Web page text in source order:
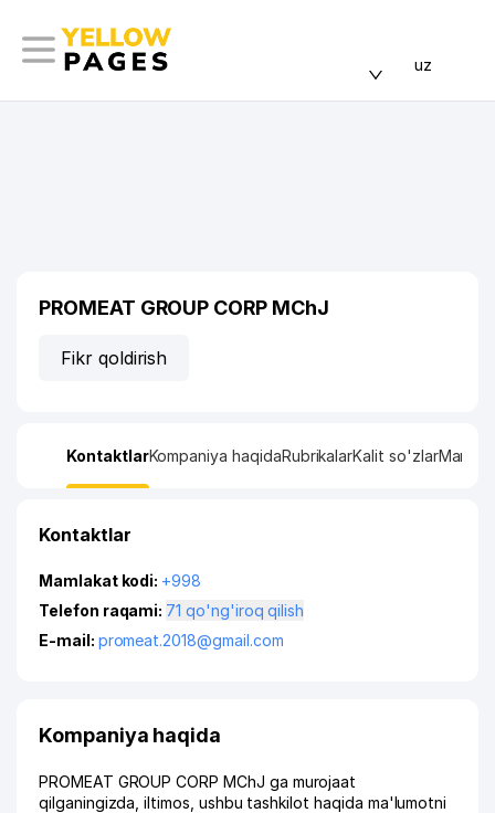
uz
PROMEAT GROUP CORP MChJ
Fikr qoldirish
KontaktlarKompaniya haqidaRubrikalarKalit so'zlarManzil
Kontaktlar
Mamlakat kodi: +998
Telefon raqami:
71 qo'ng'iroq qilish
E-mail: promeat.2018@gmail.com
Kompaniya haqida
PROMEAT GROUP CORP MChJ ga murojaat
qilganingizda, iltimos, ushbu tashkilot haqida ma'lumotni